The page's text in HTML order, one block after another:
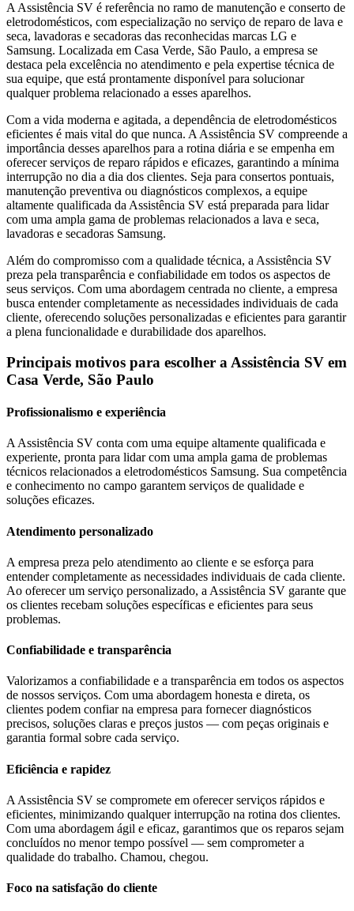
A Assistência SV é referência no ramo de manutenção e conserto de
eletrodomésticos, com especialização no serviço de reparo de lava e
seca, lavadoras e secadoras das reconhecidas marcas LG e
Samsung. Localizada em Casa Verde, São Paulo, a empresa se
destaca pela excelência no atendimento e pela expertise técnica de
sua equipe, que está prontamente disponível para solucionar
qualquer problema relacionado a esses aparelhos.
Com a vida moderna e agitada, a dependência de eletrodomésticos
eficientes é mais vital do que nunca. A Assistência SV compreende a
importância desses aparelhos para a rotina diária e se empenha em
oferecer serviços de reparo rápidos e eficazes, garantindo a mínima
interrupção no dia a dia dos clientes. Seja para consertos pontuais,
manutenção preventiva ou diagnósticos complexos, a equipe
altamente qualificada da Assistência SV está preparada para lidar
com uma ampla gama de problemas relacionados a lava e seca,
lavadoras e secadoras Samsung.
Além do compromisso com a qualidade técnica, a Assistência SV
preza pela transparência e confiabilidade em todos os aspectos de
seus serviços. Com uma abordagem centrada no cliente, a empresa
busca entender completamente as necessidades individuais de cada
cliente, oferecendo soluções personalizadas e eficientes para garantir
a plena funcionalidade e durabilidade dos aparelhos.
Principais motivos para escolher a Assistência SV em
Casa Verde, São Paulo
Profissionalismo e experiência
A Assistência SV conta com uma equipe altamente qualificada e
experiente, pronta para lidar com uma ampla gama de problemas
técnicos relacionados a eletrodomésticos Samsung. Sua competência
e conhecimento no campo garantem serviços de qualidade e
soluções eficazes.
Atendimento personalizado
A empresa preza pelo atendimento ao cliente e se esforça para
entender completamente as necessidades individuais de cada cliente.
Ao oferecer um serviço personalizado, a Assistência SV garante que
os clientes recebam soluções específicas e eficientes para seus
problemas.
Confiabilidade e transparência
Valorizamos a confiabilidade e a transparência em todos os aspectos
de nossos serviços. Com uma abordagem honesta e direta, os
clientes podem confiar na empresa para fornecer diagnósticos
precisos, soluções claras e preços justos — com peças originais e
garantia formal sobre cada serviço.
Eficiência e rapidez
A Assistência SV se compromete em oferecer serviços rápidos e
eficientes, minimizando qualquer interrupção na rotina dos clientes.
Com uma abordagem ágil e eficaz, garantimos que os reparos sejam
concluídos no menor tempo possível — sem comprometer a
qualidade do trabalho. Chamou, chegou.
Foco na satisfação do cliente